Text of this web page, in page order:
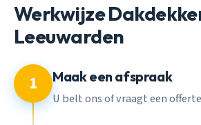
Werkwijze
Leeuwarden
1 Maak een afspraak
U belt ons of vraagt een